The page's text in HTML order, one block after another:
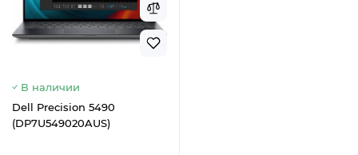
В наличии
Dell Precision 5490
(DP7U549020AUS)